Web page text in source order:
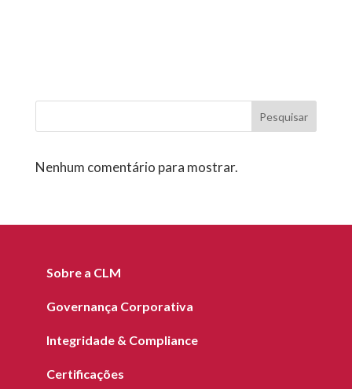
Pesquisar
Nenhum comentário para mostrar.
Sobre a CLM
Governança Corporativa
Integridade & Compliance
Certificações